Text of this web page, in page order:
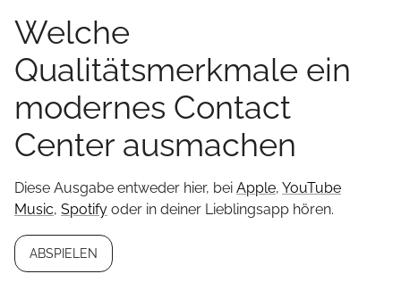
Welche
Qualitätsmerkmale ein
modernes Contact
Center ausmachen
Diese Ausgabe entweder hier, bei Apple, YouTube
Music, Spotify oder in deiner Lieblingsapp hören.
ABSPIELEN